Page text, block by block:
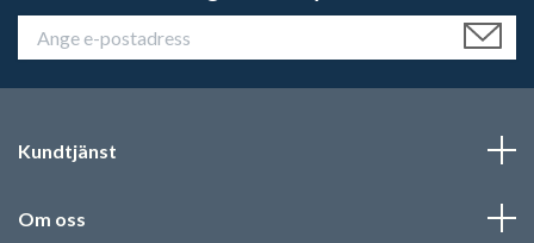
Kundtjänst
Om oss